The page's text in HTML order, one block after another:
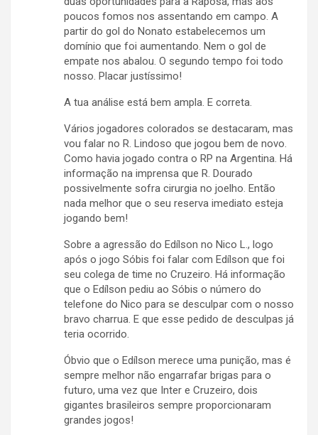
poucos fomos nos assentando em campo. A
partir do gol do Nonato estabelecemos um
domínio que foi aumentando. Nem o gol de
empate nos abalou. O segundo tempo foi todo
nosso. Placar justíssimo!
A tua análise está bem ampla. E correta.
Vários jogadores colorados se destacaram, mas
vou falar no R. Lindoso que jogou bem de novo.
Como havia jogado contra o RP na Argentina. Há
informação na imprensa que R. Dourado
possivelmente sofra cirurgia no joelho. Então
nada melhor que o seu reserva imediato esteja
jogando bem!
Sobre a agressão do Edílson no Nico L., logo
após o jogo Sóbis foi falar com Edílson que foi
seu colega de time no Cruzeiro. Há informação
que o Edílson pediu ao Sóbis o número do
telefone do Nico para se desculpar com o nosso
bravo charrua. E que esse pedido de desculpas já
teria ocorrido.
Óbvio que o Edílson merece uma punição, mas é
sempre melhor não engarrafar brigas para o
futuro, uma vez que Inter e Cruzeiro, dois
gigantes brasileiros sempre proporcionaram
grandes jogos!